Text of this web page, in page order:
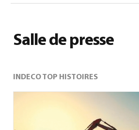
Salle de presse
INDECO TOP HISTOIRES